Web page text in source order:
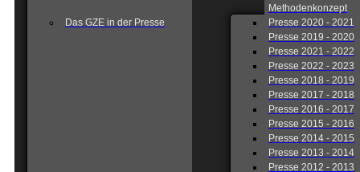
Methodenkonzept
Das GZE in der Presse
Presse 2020 - 2021
Presse 2019 - 2020
Presse 2021 - 2022
Presse 2022 - 2023
Presse 2018 - 2019
Presse 2017 - 2018
Presse 2016 - 2017
Presse 2015 - 2016
Presse 2014 - 2015
Presse 2013 - 2014
Presse 2012 - 2013